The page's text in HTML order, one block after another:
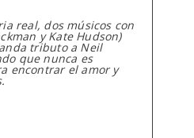
real, dos músicos con
y Kate Hudson)
tributo a Neil
que nunca es
encontrar el amor y